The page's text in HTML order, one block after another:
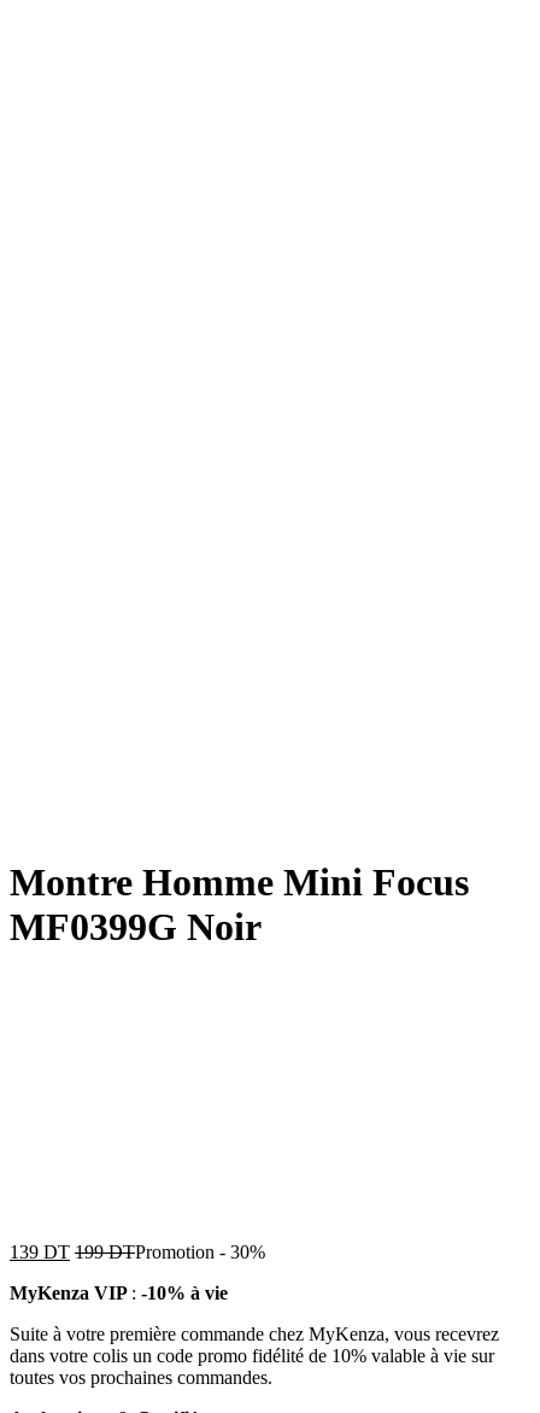
Montre Homme Mini Focus
MF0399G Noir
139 DT 199DTPromotion - 30%
MyKenza VIP : -10% à vie
Suite à votre première commande chez MyKenza, vous recevrez
dans votre colis un code promo fidélité de 10% valable à vie sur
toutes vos prochaines commandes.